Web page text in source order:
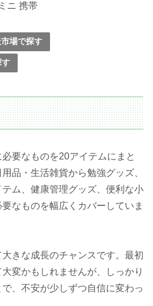
ニ 携帯
場で探す
す
要なものを20アイテムにまと
品・生活雑貨から勉強グッズ、
ム、健康管理グッズ、便利な小
なものを幅広くカバーしていま
きな成長のチャンスです。最初
変かもしれませんが、しっかり
、不安が少しずつ自信に変わっ